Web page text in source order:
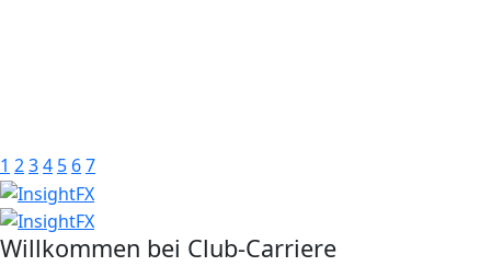
1 234 5 67
Willkommen bei Club-Carriere